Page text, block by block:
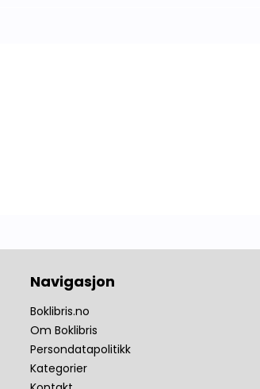
Navigasjon
Boklibris.no
Om Boklibris
Persondatapolitikk
Kategorier